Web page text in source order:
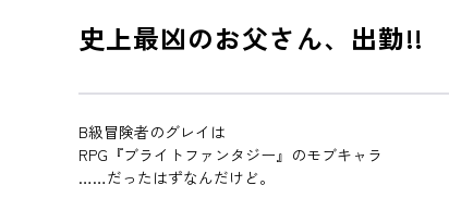
史上最凶のお父さん、出勤!!
B級冒険者のグレイは
RPG『ブライトファンタジー』のモブキャラ
……だったはずなんだけど。